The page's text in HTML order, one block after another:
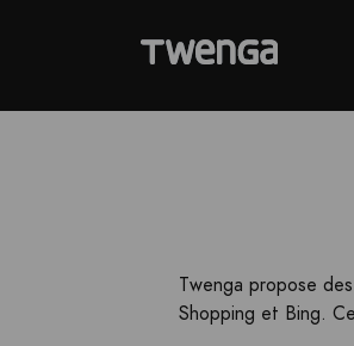
Twenga propose
Shopping et Bing.